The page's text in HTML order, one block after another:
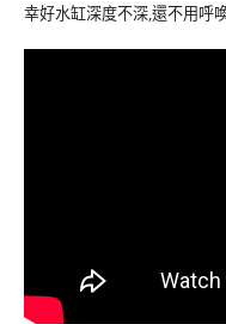
幸好水缸深度不深,還不用呼